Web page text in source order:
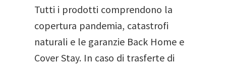
Tutti i prodotti comprendono la
copertura pandemia, catastrofi
naturali e le garanzie Back Home e
Cover Stay. In caso di trasferte di